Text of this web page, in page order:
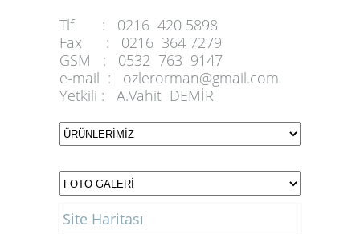
Tlf :
0216 420 5898
Fax :
0216 364 7279
GSM :
0532 763 9147
e-mail :
ozlerorman@gmail.com
Yetkili :
A.Vahit DEMİR
Site Haritası